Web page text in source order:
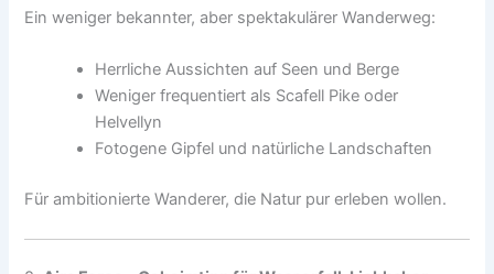
Ein weniger bekannter, aber spektakulärer Wanderweg:
Herrliche Aussichten auf Seen und Berge
Weniger frequentiert als Scafell Pike oder
Helvellyn
Fotogene Gipfel und natürliche Landschaften
Für ambitionierte Wanderer, die Natur pur erleben wollen.